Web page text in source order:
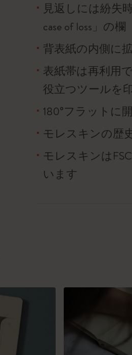
見返しには紛失
case of loss」の欄
背表紙の内側に
表紙帯は再利用
役立つツールを
180°フラットに
モレスキンの歴
モレスキンは
います